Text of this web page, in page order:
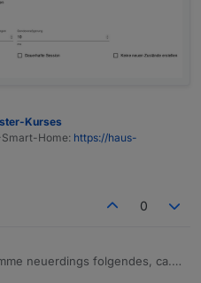
Kurses
Smart-Home: https://haus-
0
neuerdings folgendes, ca.